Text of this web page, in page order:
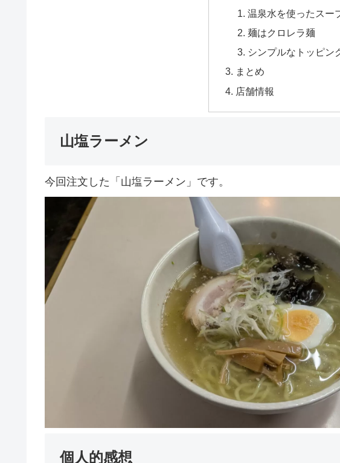
温泉水を使ったスー
麺はクロレラ麺
シンプルなトッピン
まとめ
店舗情報
山塩ラーメン
今回注文した「山塩ラーメン」です。
個人的感想